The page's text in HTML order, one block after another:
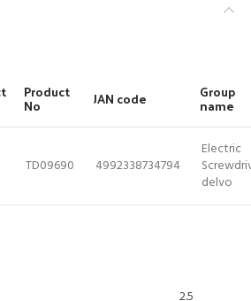
Product
No JAN code Group
name
TD09690 4992338734794
Electric
delvo
2.5